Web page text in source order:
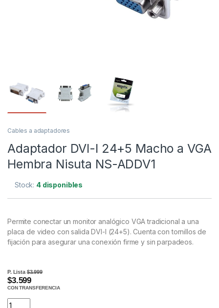
Cables a adaptadores
Adaptador DVI-I 24+5 Macho a VGA
Hembra Nisuta NS-ADDV1
Stock: 4 disponibles
Permite conectar un monitor analógico VGA tradicional a una
placa de video con salida DVI-I (24+5). Cuenta con tornillos de
fijación para asegurar una conexión firme y sin parpadeos.
P. Lista$3.999
$3.599
CON TRANSFERENCIA